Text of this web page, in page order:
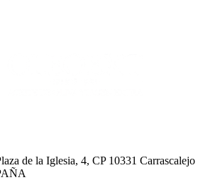
de la Iglesia, 4, CP 10331 Carrascalejo